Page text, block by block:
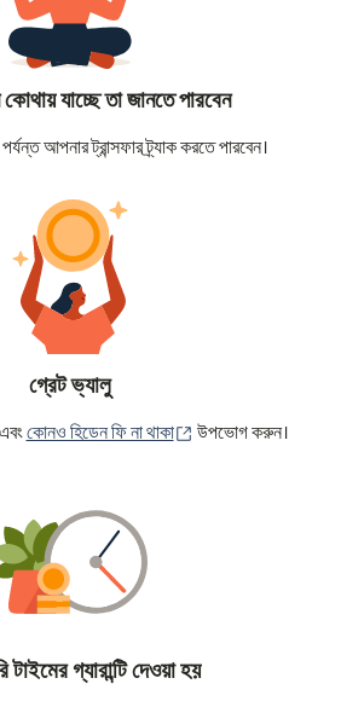
যাচ্ছে তা জানতে পারবেন
আপনার ট্রান্সফার ট্র্যাক করতে পারবেন।
গ্রেট ভ্যালু
কোনও হিডেন ফি না থাকা (নতুন উইন্ডোতে খুলবে)
উপভোগ করুন।
টাইমের গ্যারান্টি দেওয়া হয়